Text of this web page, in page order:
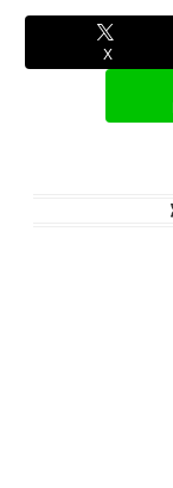
X